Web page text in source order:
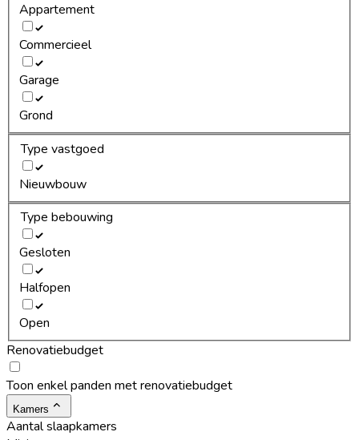
Appartement
Commercieel
Garage
Grond
Type vastgoed
Nieuwbouw
Type bebouwing
Gesloten
Halfopen
Open
Renovatiebudget
Toon enkel panden met renovatiebudget
Kamers
Aantal slaapkamers